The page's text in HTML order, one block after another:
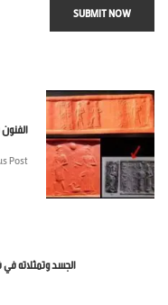
SUBMIT NOW
Post
الجسد وتمثلاته